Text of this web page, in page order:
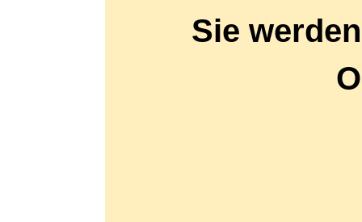
Sie